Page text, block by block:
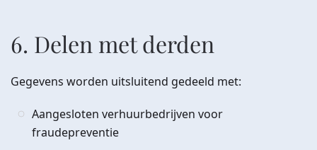
6. Delen met derden
Gegevens worden uitsluitend gedeeld met:
Aangesloten verhuurbedrijven voor
fraudepreventie